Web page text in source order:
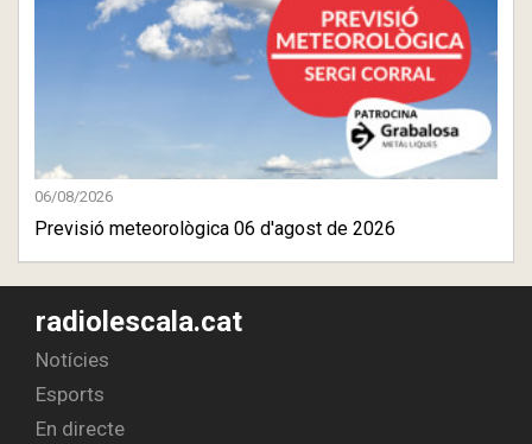
06/08/2026
Previsió meteorològica 06 d'agost de 2026
radiolescala.cat
Notícies
Esports
En directe